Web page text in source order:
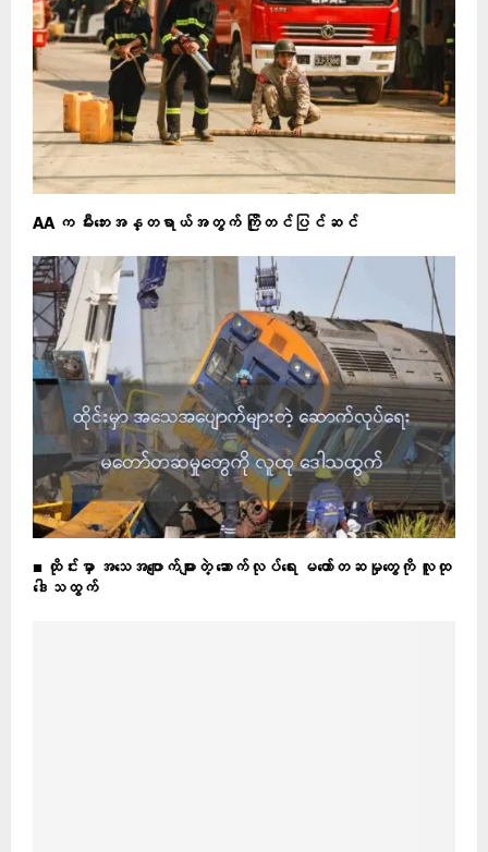
AA က မီးဘေးအန္တရာယ်အတွက် ကြိုတင်ပြင်ဆင်
■ ထိုင်းမှာ အသေအပျောက်များတဲ့ ဆောက်လုပ်ရေး မတော်တဆမှုတွေကို လူထု
ဒေါသထွက်